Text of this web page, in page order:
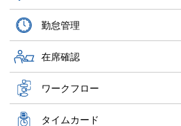
勤怠管理
在席確認
ワークフロー
タイムカード